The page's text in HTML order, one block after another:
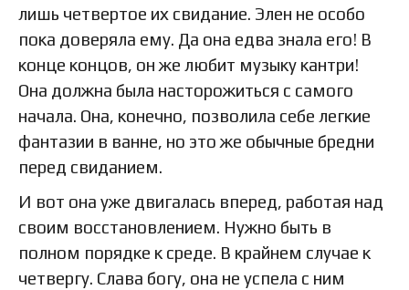
лишь четвертое их свидание. Элен не особо
пока доверяла ему. Да она едва знала его! В
конце концов, он же любит музыку кантри!
Она должна была насторожиться с самого
начала. Она, конечно, позволила себе легкие
фантазии в ванне, но это же обычные бредни
перед свиданием.
И вот она уже двигалась вперед, работая над
своим восстановлением. Нужно быть в
полном порядке к среде. В крайнем случае к
четвергу. Слава богу, она не успела с ним